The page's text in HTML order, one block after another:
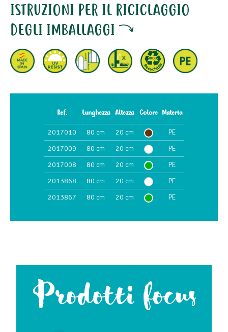
Ref. Lunghezza Altezza Colore Materia
2017010 80 cm 20 cm
PE
2017009
80 cm 20 cm
PE
2017008
80 cm 20 cm
PE
2013868
80 cm 20 cm
PE
2013867
80 cm 20 cm PE
ISTRUZIONI PER IL RICICLAGGIO
DEGLI IMBALLAGGI
Prodotti focus